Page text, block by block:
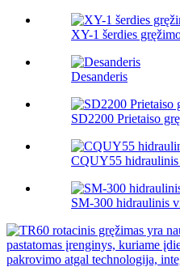
XY-1 šerdies
Desanderis
SD2200 Prietaiso
CQUY55 hidraulinis
SM-300 hidraulinis